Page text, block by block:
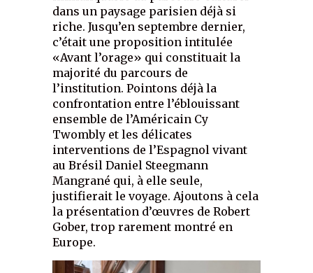
dans un paysage parisien déjà si
riche. Jusqu’en septembre dernier,
c’était une proposition intitulée
«Avant l’orage» qui constituait la
majorité du parcours de
l’institution. Pointons déjà la
confrontation entre l’éblouissant
ensemble de l’Américain Cy
Twombly et les délicates
interventions de l’Espagnol vivant
au Brésil Daniel Steegmann
Mangrané qui, à elle seule,
justifierait le voyage. Ajoutons à cela
la présentation d’œuvres de Robert
Gober, trop rarement montré en
Europe.